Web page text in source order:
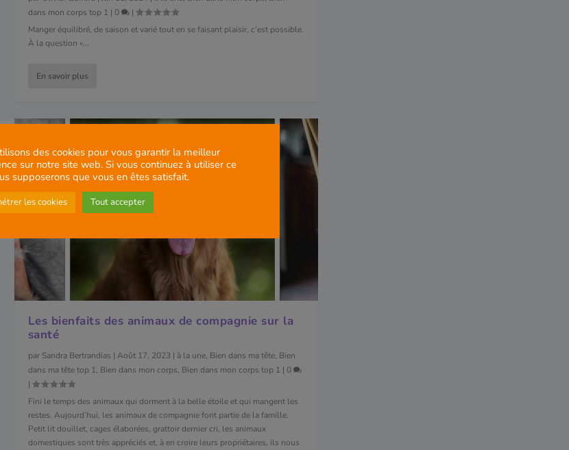
dans mon corps top 1 | 0
|
Manger équilibré, de saison et varié tout en se faisant plaisir, c’est possible.
À la question «...
En savoir plus
Les bienfaits des animaux de compagnie sur la
santé
par Sandra Bertrandias | Août 17, 2023 | à la une, Bien dans ma tête, Bien
dans ma tête top 1, Bien dans mon corps, Bien dans mon corps top 1 | 0
|
Fini le temps des animaux qui dorment à la belle étoile et qui mangent les
restes. Aujourd’hui, les animaux de compagnie font partie de la famille.
Petit lit douillet, cages élaborées, grattoir dernier cri, les animaux
domestiques sont très appréciés et, à en croire leurs propriétaires, ils nous
des cookies pour vous garantir la meilleur
sur notre site web. Si vous continuez à utiliser ce
supposerons que vous en êtes satisfait.
les cookies Tout accepter